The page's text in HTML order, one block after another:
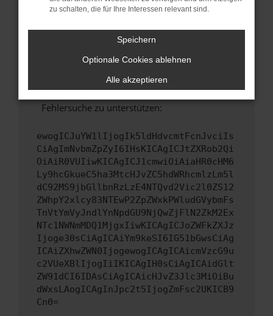
führen, dass bestimmte Funktionen nicht mehr
Wende dich an den Webseitenbetreiber.
Wenn du alle oben genannten Schritte versucht
hast, kontaktiere uns bitte. Wir werden
versuchen, das Problem zu beheben. Du kannst
uns diesen Text schicken, um uns bei der
Fehlersuche zu unterstützen:
ewogICJuYW1lIjogIk5ldHdvcmtFcnJvciIs
CiAgImNvbmZpZyI6IHsKICAgICJtZXRob2Qi
OiAiR0VUIiwKICAgICJ1cmwiOiAiaHR0cHM6
Ly9hcGkueC5ha3MtcHJvZC5hdWRhcmlzLm5l
dC92MS9jbGllbnRzLzE4NTQvd2Vic2l0ZS12
ZWhpY2xlcy83NTEwP2ZpZWxkPWludGVybmFs
TnVtYmVyJndlYnNpdGU9NjQwZjFlN2ZkM2Ex
NTc1NWNmMDQ1MjgxIiwKICAgICJoZWFkZXJz
Ijoge30sCiAgICAiYm9keSI6IG51bGwsCiAg
ICAiZXhwZWN0IjogewogICAgICAicmVzcG9u
c2VUeXBlIjogIiIKICAgIH0sCiAgICAidGlt
ZW91dCI6IDAsCiAgICAicHJvZ3Jlc3MiOiBu
dWxsLAogICAgInJpc2t5IjogZmFsc2UKICB9
Cn0=
zu schalten, die für Ihre Interessen relevant sind.
Speichern
Optionale Cookies ablehnen
Alle akzeptieren